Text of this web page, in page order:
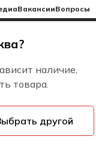
наличие,
товара.
другой
ВакансииВопросы
Бренды